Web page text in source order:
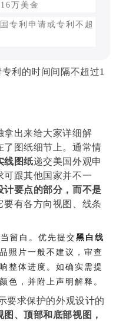
万美金
专利申请或专利不超
利的时间间隔不超过1
拿出来给大家详细解
了图纸细节上。通常情
线图纸递交美国外观申
可跟其他国家并不一
计要点的部分，而不是
要有各方向视图、线条
留白。优先提交黑白线
照片一般不建议，审查
整体进度。如确实需提
色，并附上声明解释。
要求保护的外观设计的
、顶部和底部视图，